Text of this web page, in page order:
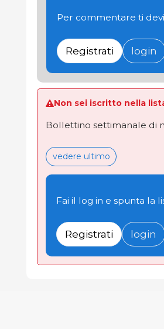
Per commentare ti
Registrati login
Non sei iscritto nella
Bollettino settimanale di
vedere ultimo
Fai il log in e spunta la
Registrati login